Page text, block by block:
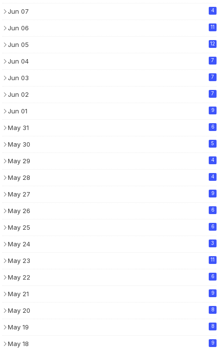
Jun 07 4
Jun 06 11
Jun 05 12
Jun 04 7
Jun 03 7
Jun 02 7
Jun 01 9
May 31 6
May 30 5
May 29 4
May 28 4
May 27 9
May 26 6
May 25 6
May 24 3
May 23 11
May 22 6
May 21 9
May 20 8
May 19 8
May 18 9